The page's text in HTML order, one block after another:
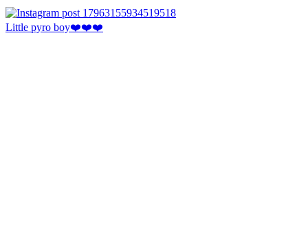
Little pyro boy❤️❤️❤️